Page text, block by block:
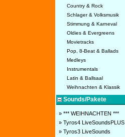
Country & Rock
Schlager & Volksmusik
Stimmung & Karneval
Oldies & Evergreens
Movietracks
Pop, 8-Beat & Ballads
Medleys
Instrumentals
Latin & Ballsaal
Weihnachten & Klassik
Sounds/Pakete
» *** WEIHNACHTEN ***
» Tyros4 LiveSoundsPLUS
» Tyros3 LiveSounds